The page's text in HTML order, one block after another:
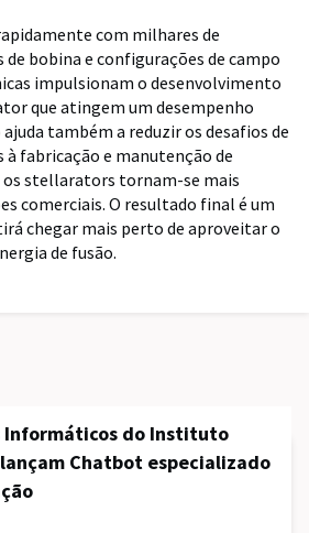
com milhares de
bobina e configurações de campo
impulsionam o desenvolvimento
que atingem um desempenho
também a reduzir os desafios de
à fabricação e manutenção de
os stellarators tornam-se mais
comerciais. O resultado final é um
chegar mais perto de aproveitar o
de fusão.
Informáticos do Instituto
Chatbot especializado